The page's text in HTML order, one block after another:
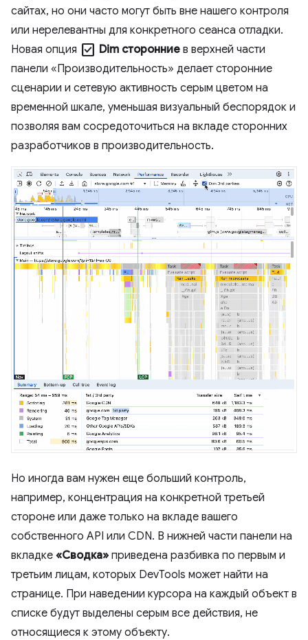
сайтах, но они часто могут быть вне нашего контроля
или нерелевантны для конкретного сеанса отладки.
Новая опция check_box Dim сторонние в верхней части
панели «Производительность» делает сторонние
сценарии и сетевую активность серым цветом на
временной шкале, уменьшая визуальный беспорядок и
позволяя вам сосредоточиться на вкладе сторонних
разработчиков в производительность.
Но иногда вам нужен еще больший контроль,
например, концентрация на конкретной третьей
стороне или даже только на вкладе вашего
собственного API или CDN. В нижней части панели на
вкладке «Сводка» приведена разбивка по первым и
третьим лицам, которых DevTools может найти на
странице. При наведении курсора на каждый объект в
списке будут выделены серым все действия, не
относящиеся к этому объекту.